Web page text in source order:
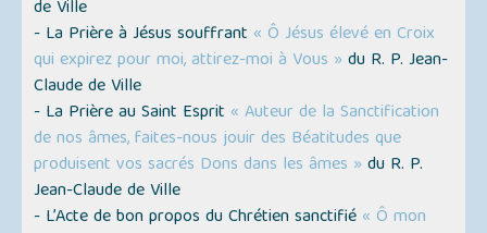
de Ville
- La Prière à Jésus souffrant « Ô Jésus élevé en Croix
qui expirez pour moi, attirez-moi à Vous » du R. P. Jean-
Claude de Ville
- La Prière au Saint Esprit « Auteur de la Sanctification
de nos âmes, faites-nous jouir des Béatitudes que
produisent vos sacrés Dons dans les âmes » du R. P.
Jean-Claude de Ville
- L’Acte de bon propos du Chrétien sanctifié « Ô mon